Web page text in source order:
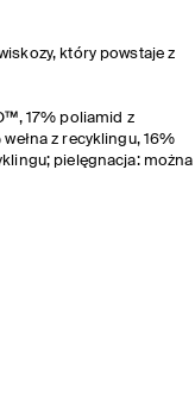
który powstaje z
17% poliamid z
z recyklingu, 16%
pielęgnacja: można